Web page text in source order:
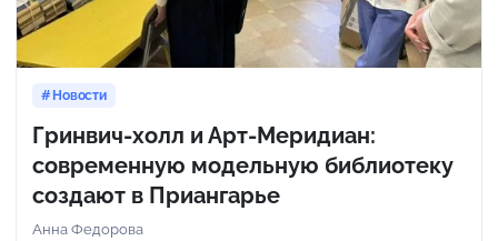
Новости
Гринвич-холл и Арт-Меридиан:
современную модельную библиотеку
создают в Приангарье
Анна Федорова